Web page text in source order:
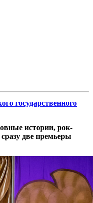
государственного
истории, рок-
две премьеры